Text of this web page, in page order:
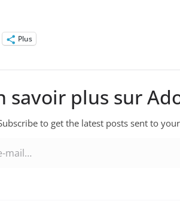
Plus
savoir plus sur
to get the latest posts sent to